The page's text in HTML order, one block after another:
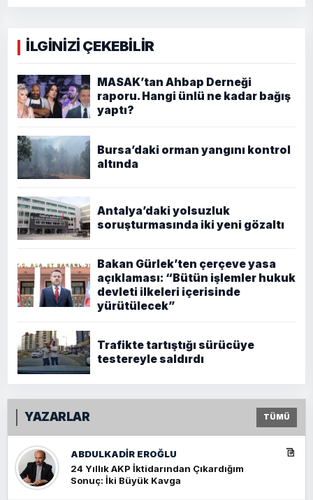
İLGİNİZİ ÇEKEBİLİR
MASAK’tan Ahbap Derneği
raporu. Hangi ünlü ne kadar bağış
yaptı?
Bursa’daki orman yangını kontrol
altında
Antalya’daki yolsuzluk
soruşturmasında iki yeni gözaltı
Bakan Gürlek’ten çerçeve yasa
açıklaması: “Bütün işlemler hukuk
devleti ilkeleri içerisinde
yürütülecek”
Trafikte tartıştığı sürücüye
testereyle saldırdı
YAZARLAR TÜMÜ
ABDULKADIR EROĞLU
24 Yıllık AKP İktidarından Çıkardığım
Sonuç: İki Büyük Kavga